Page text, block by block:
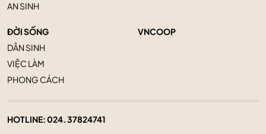
AN SINH
ĐỜI SỐNG
DÂN SINH
VIỆC LÀM
PHONG CÁCH
VNCOOP
HOTLINE:024. 37824741